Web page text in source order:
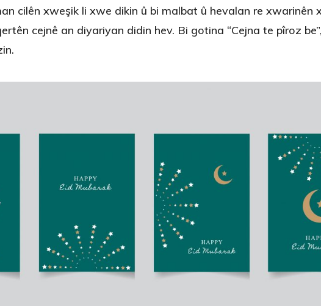
cilên xweşik li xwe dikin û bi malbat û hevalan re xwarinên
cejnê an diyariyan didin hev. Bi gotina “Cejna te pîroz